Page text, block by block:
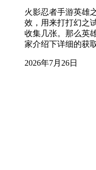
火影忍者手游英雄
效，用来打打幻之
收集几张。那么英
家介绍下详细的获
2026年7月26日